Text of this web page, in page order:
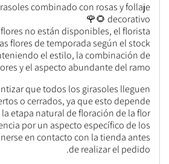
combinado con rosas y follaje
decorativo 🌻🌹
no están disponibles, el florista
flores de temporada según el stock
el estilo, la combinación de
y el aspecto abundante del ramo.
que todos los girasoles lleguen
o cerrados, ya que esto depende
etapa natural de floración de la flor.
por un aspecto específico de los
en contacto con la tienda antes
de realizar el pedido.